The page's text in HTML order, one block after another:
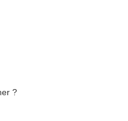
?